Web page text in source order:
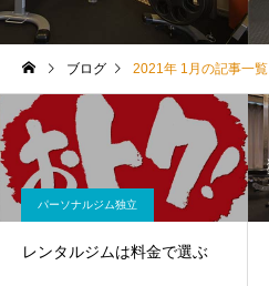
サービスサンプル4
パーソナルジム独立
レンタルジムは料金で選ぶ
ブログ 2021年 1月の記事一覧
パーソナルジム独立
レンタルジムは料金で選ぶ